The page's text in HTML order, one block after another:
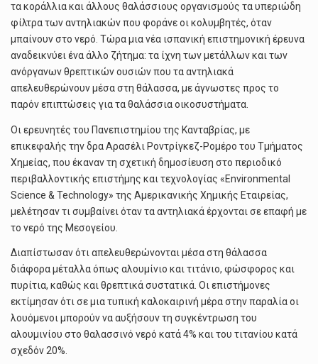
τα κοράλλια και άλλους θαλάσσιους οργανισμούς τα υπεριώδη
φίλτρα των αντηλιακών που φοράνε οι κολυμβητές, όταν
μπαίνουν στο νερό. Τώρα μια νέα ισπανική επιστημονική έρευνα
αναδεικνύει ένα άλλο ζήτημα: τα ίχνη των μετάλλων και των
ανόργανων θρεπτικών ουσιών που τα αντηλιακά
απελευθερώνουν μέσα στη θάλασσα, με άγνωστες προς το
παρόν επιπτώσεις για τα θαλάσσια οικοσυστήματα.
Οι ερευνητές του Πανεπιστημίου της Κανταβρίας, με
επικεφαλής την δρα Αρασέλι Ροντρίγκεζ-Ρομέρο του Τμήματος
Χημείας, που έκαναν τη σχετική δημοσίευση στο περιοδικό
περιβαλλοντικής επιστήμης και τεχνολογίας «Environmental
Science & Technology» της Αμερικανικής Χημικής Εταιρείας,
μελέτησαν τι συμβαίνει όταν τα αντηλιακά έρχονται σε επαφή με
το νερό της Μεσογείου.
Διαπίστωσαν ότι απελευθερώνονται μέσα στη θάλασσα
διάφορα μέταλλα όπως αλουμίνιο και τιτάνιο, φώσφορος και
πυρίτια, καθώς και θρεπτικά συστατικά. Οι επιστήμονες
εκτίμησαν ότι σε μια τυπική καλοκαιρινή μέρα στην παραλία οι
λουόμενοι μπορούν να αυξήσουν τη συγκέντρωση του
αλουμινίου στο θαλασσινό νερό κατά 4% και του τιτανίου κατά
σχεδόν 20%.